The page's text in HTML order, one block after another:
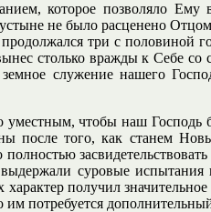
которое позволяло
не было расценено
три с половиной
столько вражды к Себе
служение нашего
уместным, чтобы наш
после того, как станем
полностью
суровые испытания
характер получил
потребуется